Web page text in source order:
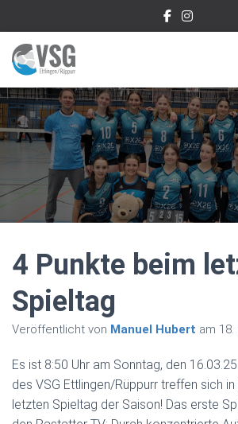
4 Punkte beim
Spieltag
Veröffentlicht von Manuel Hubert am 18.
Es ist 8:50 Uhr am Sonntag, den
des VSG Ettlingen/Rüppurr treffen sich in
letzten Spieltag der Saison! Das erste